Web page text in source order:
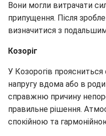
Вони могли витрачати
припущення. Після
визначитися з
Козоріг
У Козорогів
напругу вдома або в
справжню причину
правильне рішення.
спокійною та